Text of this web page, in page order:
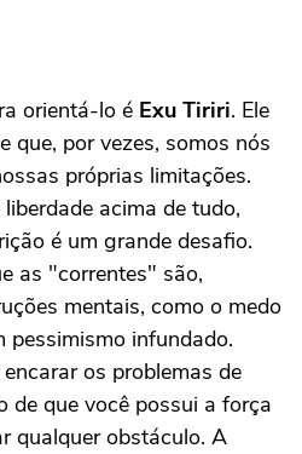
orientá-lo é Exu Tiriri. Ele
que, por vezes, somos nós
próprias limitações.
acima de tudo,
é um grande desafio.
as "correntes" são,
mentais, como o medo
pessimismo infundado.
os problemas de
de que você possui a força
qualquer obstáculo. A